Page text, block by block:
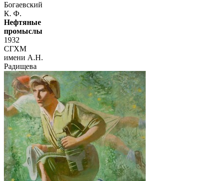
Богаевский
К. Ф.
Нефтяные
промыслы
1932
СГХМ
имени А.Н.
Радищева